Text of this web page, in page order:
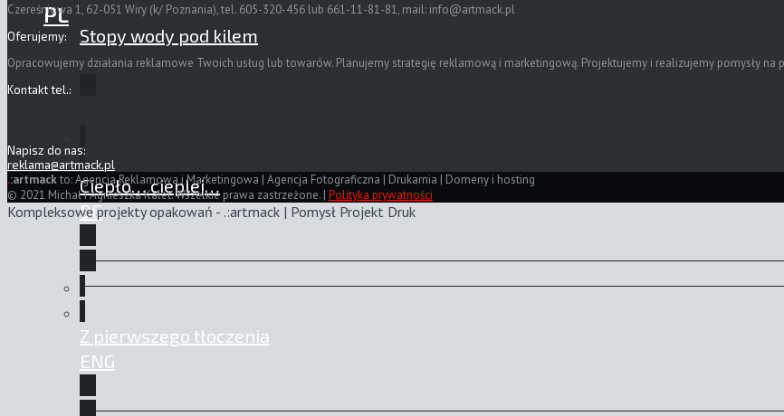
Stopy wody pod kilem
Ciepło… cieplej…
Z pierwszego tłoczenia
PL
DE
ENG
Czereśniowa 1, 62-051 Wiry (k/ Poznania), tel. 605-320-456 lub 661-11-81-81, mail: info@artmack.pl
Oferujemy:
Opracowujemy działania reklamowe Twoich usług lub towarów. Planujemy strategię reklamową i marketingową. Projektujemy i realizujemy pomysły na
Kontakt tel.:
Napisz do nas:
reklama@artmack.pl
.:artmackto: Agencja Reklamowa i Marketingowa | Agencja Fotograficzna | Drukarnia | Domeny i hosting
© 2021 Michał i Agnieszka Kalet. Wszelkie prawa zastrzeżone. | Polityka prywatności
Kompleksowe projekty opakowań - .:artmack | Pomysł Projekt Druk